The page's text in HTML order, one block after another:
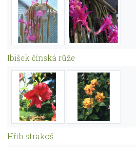
Ibišek čínská růže
Hřib strakoš